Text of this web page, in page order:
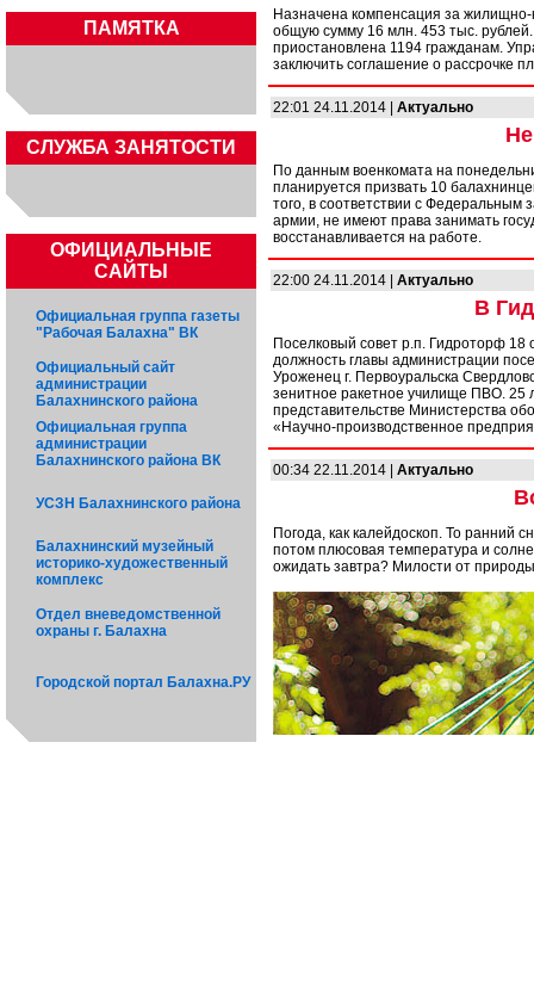
ПАМЯТКА
CЛУЖБА ЗАНЯТОСТИ
ОФИЦИАЛЬНЫЕ
САЙТЫ
Официальная группа газеты
"Рабочая Балахна" ВК
Официальный сайт
администрации
Балахнинского района
Официальная группа
администрации
Балахнинского района ВК
УСЗН Балахнинского района
Балахнинский музейный
историко-художественный
комплекс
Отдел вневедомственной
охраны г. Балахна
Городской портал Балахна.РУ
Назначена компенсация за жилищно-
общую сумму 16 млн. 453 тыс.
приостановлена 1194 гражданам.
заключить соглашение о рассрочке
22:01 24.11.2014 | Актуально
По данным военкомата на
планируется призвать 10
того, в соответствии с
армии, не имеют права занимать
восстанавливается на работе.
22:00 24.11.2014 | Актуально
В
Поселковый совет р.п. Гидроторф 18
должность главы администрации
Уроженец г. Первоуральска
зенитное ракетное училище ПВО. 25
представительстве Министерства
«Научно-производственное
00:34 22.11.2014 | Актуально
Погода, как калейдоскоп. То ранний
потом плюсовая температура и
ожидать завтра? Милости от